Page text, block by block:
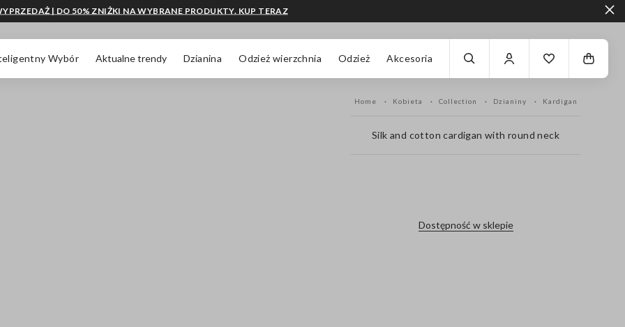
Wybór Aktualne trendy Dzianina Odzież wierzchnia Odzież Akcesoria
| DO 50% ZNIŻKI NA WYBRANE PRODUKTY. KUP TERAZ
Home Kobieta Collection Dzianiny Kardigan
Silk and cotton cardigan with round neck
Dostępność w sklepie